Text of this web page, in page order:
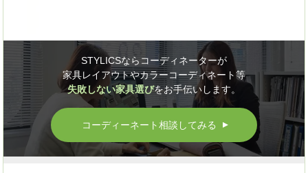
STYLICSならコーディネーターが
家具レイアウトやカラーコーディネート等
失敗しない家具選びをお手伝いします。
コーディーネート相談してみる ▲